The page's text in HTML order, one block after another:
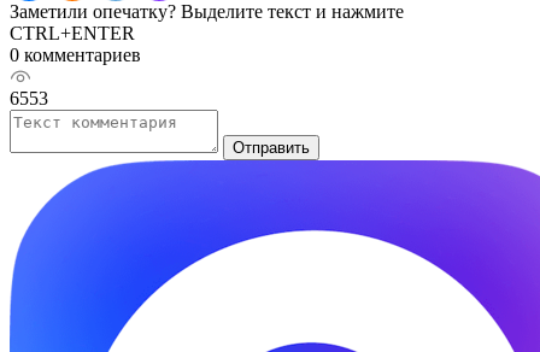
Заметили опечатку? Выделите текст и нажмите
CTRL+ENTER
0 комментариев
6553
Отправить